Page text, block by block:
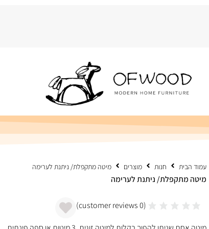
עמוד הבית חנות מוצרים מיטה מתקפלת/ ניתנת לערימה
מיטה מתקפלת/ ניתנת לערימה
(
0
customer reviews)